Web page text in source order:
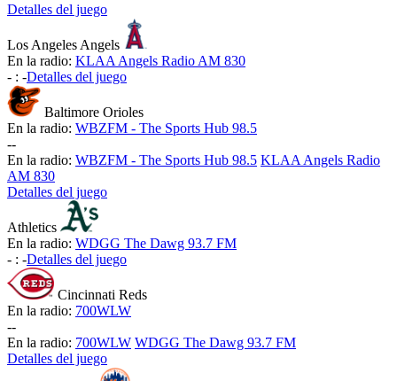
Detalles del juego
Los Angeles Angels
En la radio: KLAA Angels Radio AM 830
- : -Detalles del juego
Baltimore Orioles
En la radio: WBZFM - The Sports Hub 98.5
--
En la radio: WBZFM - The Sports Hub 98.5 KLAA Angels Radio
AM 830
Detalles del juego
Athletics
En la radio: WDGG The Dawg 93.7 FM
- : -Detalles del juego
Cincinnati Reds
En la radio: 700WLW
--
En la radio: 700WLW WDGG The Dawg 93.7 FM
Detalles del juego